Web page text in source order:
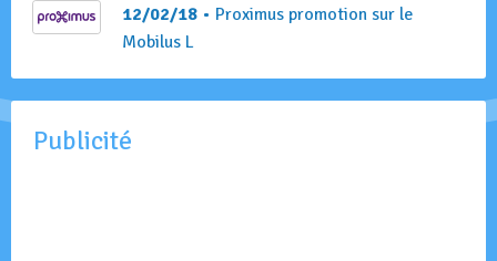
12/02/18 • Proximus promotion sur le
Mobilus L
Publicité